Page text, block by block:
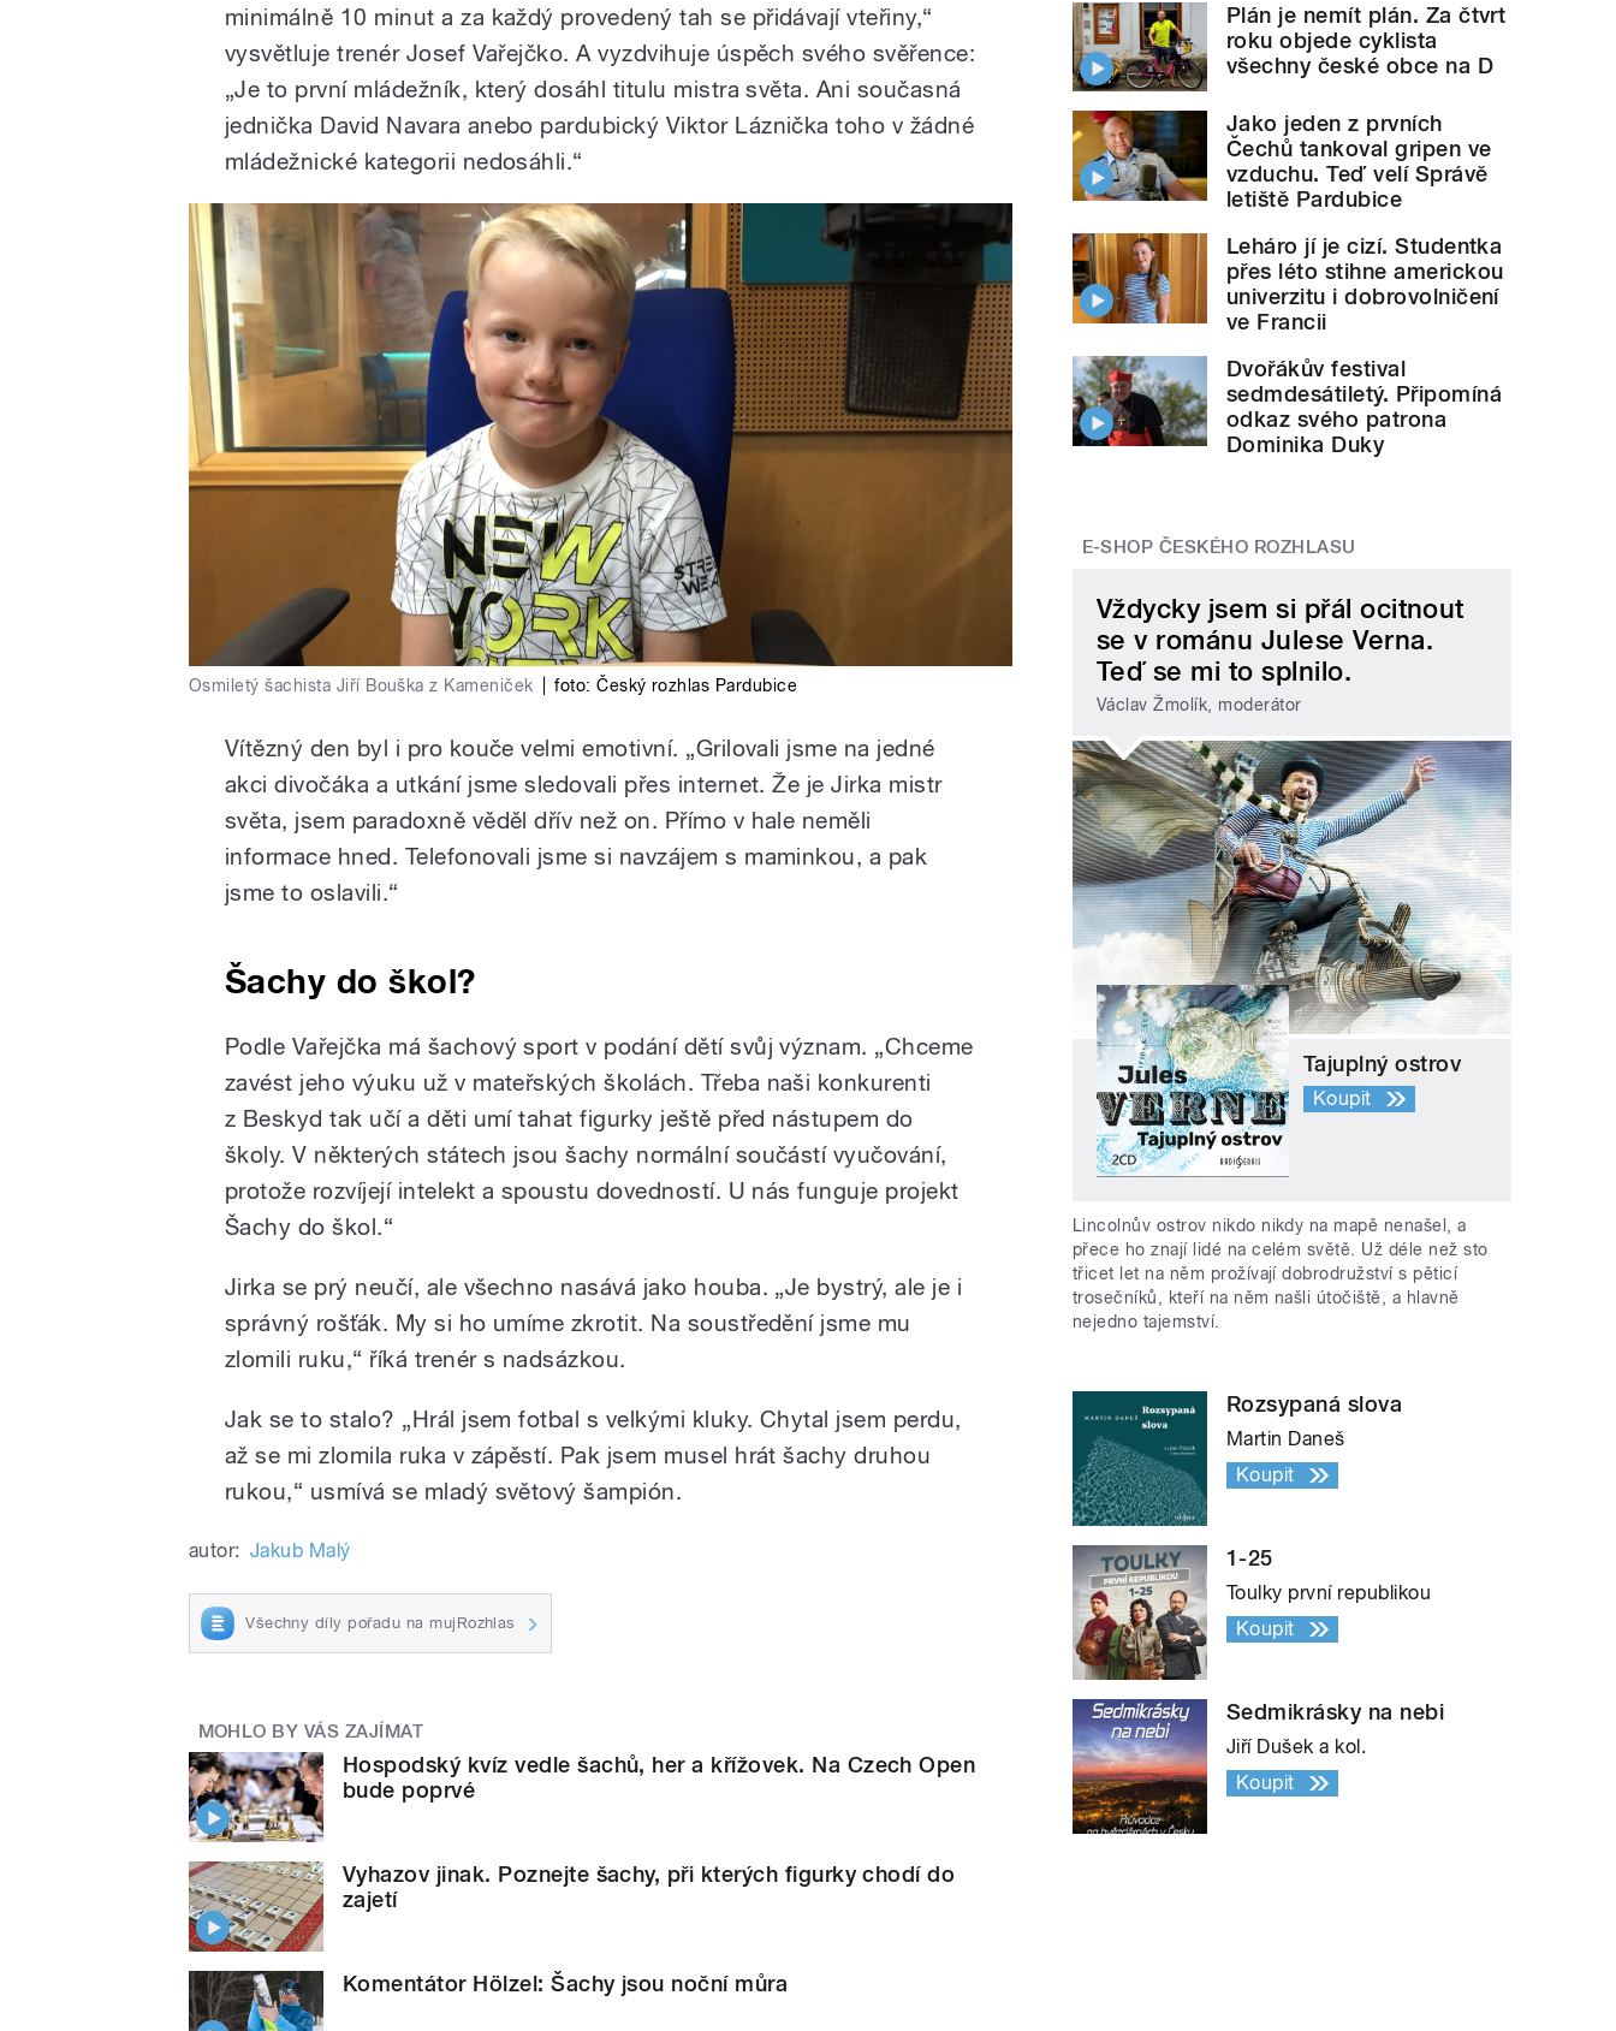
minimálně 10 minut a za každý provedený tah se přidávají vteřiny,“
vysvětluje trenér Josef Vařejčko. A vyzdvihuje úspěch svého svěřence:
„Je to první mládežník, který dosáhl titulu mistra světa. Ani současná
jednička David Navara anebo pardubický Viktor Láznička toho v žádné
mládežnické kategorii nedosáhli.“
Osmiletý šachista Jiří Bouška z Kameniček foto:Český rozhlas Pardubice
Vítězný den byl i pro kouče velmi emotivní. „Grilovali jsme na jedné
akci divočáka a utkání jsme sledovali přes internet. Že je Jirka mistr
světa, jsem paradoxně věděl dřív než on. Přímo v hale neměli
informace hned. Telefonovali jsme si navzájem s maminkou, a pak
jsme to oslavili.“
Šachy do škol?
Podle Vařejčka má šachový sport v podání dětí svůj význam. „Chceme
zavést jeho výuku už v mateřských školách. Třeba naši konkurenti
z Beskyd tak učí a děti umí tahat figurky ještě před nástupem do
školy. V některých státech jsou šachy normální součástí vyučování,
protože rozvíjejí intelekt a spoustu dovedností. U nás funguje projekt
Šachy do škol.“
Jirka se prý neučí, ale všechno nasává jako houba. „Je bystrý, ale je i
správný rošťák. My si ho umíme zkrotit. Na soustředění jsme mu
zlomili ruku,“ říká trenér s nadsázkou.
Jak se to stalo? „Hrál jsem fotbal s velkými kluky. Chytal jsem perdu,
až se mi zlomila ruka v zápěstí. Pak jsem musel hrát šachy druhou
rukou,“ usmívá se mladý světový šampión.
autor: Jakub Malý
Všechny díly pořadu na mujRozhlas
MOHLO BY VÁS ZAJÍMAT
Hospodský kvíz vedle šachů, her a křížovek. Na Czech Open
bude poprvé
Vyhazov jinak. Poznejte šachy, při kterých figurky chodí do
zajetí
Komentátor Hölzel: Šachy jsou noční můra
Plán je nemít plán. Za čtvrt
roku objede cyklista
všechny české obce na D
Jako jeden z prvních
Čechů tankoval gripen ve
vzduchu. Teď velí Správě
letiště Pardubice
Leháro jí je cizí. Studentka
přes léto stihne americkou
univerzitu i dobrovolničení
ve Francii
Dvořákův festival
sedmdesátiletý. Připomíná
odkaz svého patrona
Dominika Duky
E-SHOP ČESKÉHO ROZHLASU
Vždycky jsem si přál ocitnout
se v románu Julese Verna.
Teď se mi to splnilo.
Václav Žmolík, moderátor
Tajuplný ostrov
Koupit
Lincolnův ostrov nikdo nikdy na mapě nenašel, a
přece ho znají lidé na celém světě. Už déle než sto
třicet let na něm prožívají dobrodružství s pěticí
trosečníků, kteří na něm našli útočiště, a hlavně
nejedno tajemství.
Rozsypaná slova
Martin Daneš
Koupit
1-25
Toulky první republikou
Koupit
Sedmikrásky na nebi
Jiří Dušek a kol.
Koupit